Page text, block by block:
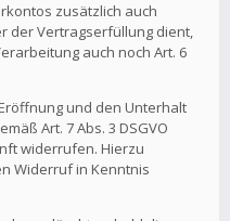
zusätzlich auch
der Vertragserfüllung dient,
auch noch Art. 6
und den Unterhalt
Art. 7 Abs. 3 DSGVO
widerrufen. Hierzu
Widerruf in Kenntnis